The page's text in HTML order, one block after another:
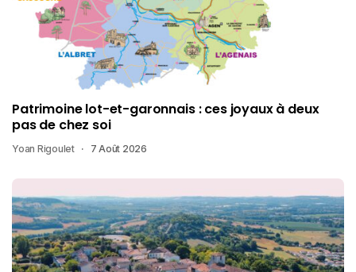
Patrimoine lot-et-garonnais : ces joyaux à deux
pas de chez soi
Yoan Rigoulet 7 Août 2026